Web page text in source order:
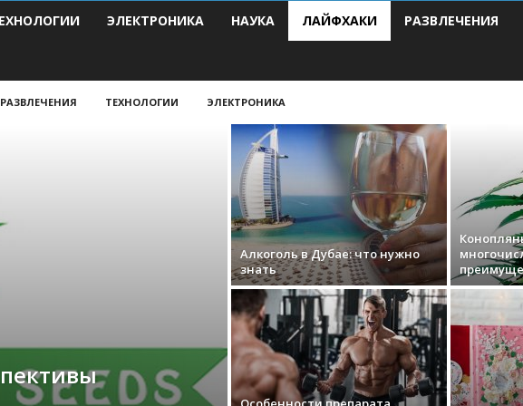
ЭЛЕКТРОНИКА НАУКА ЛАЙФХАКИ РАЗВЛЕЧЕНИЯ
РАЗВЛЕЧЕНИЯ ТЕХНОЛОГИИ ЭЛЕКТРОНИКА
Алкоголь в Дубае: что нужно
знать